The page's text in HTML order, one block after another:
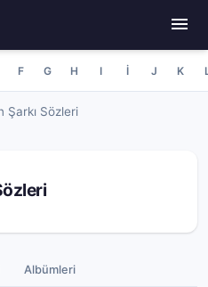
F G H I İ J K
Şarkı Sözleri
Albümleri